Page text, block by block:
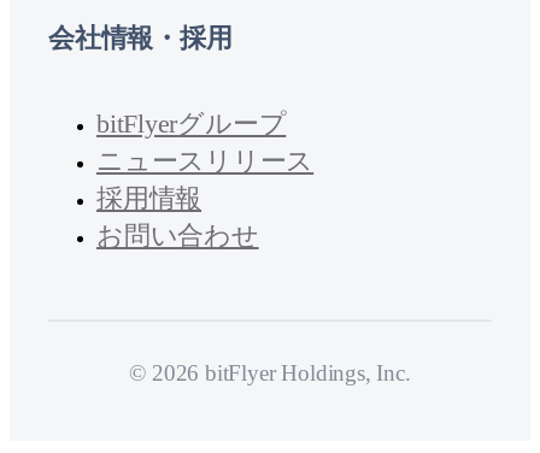
会社情報・採用
bitFlyerグループ
ニュースリリース
採用情報
お問い合わせ
© 2026 bitFlyer Holdings, Inc.